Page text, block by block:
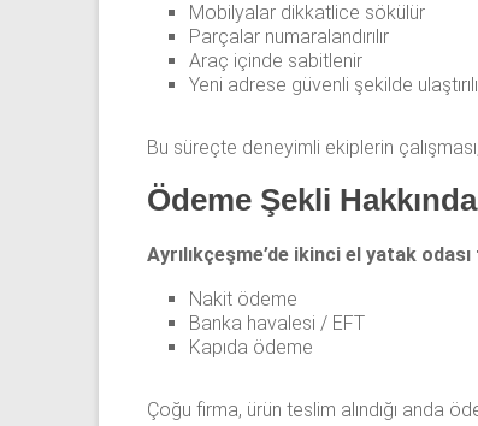
Mobilyalar dikkatlice sökülür
Parçalar numaralandırılır
Araç içinde sabitlenir
Yeni adrese güvenli şekilde
Bu süreçte deneyimli ekiplerin
Ödeme Şekli
Ayrılıkçeşme’de ikinci el yatak
Nakit ödeme
Banka havalesi / EFT
Kapıda ödeme
Çoğu firma, ürün teslim alındığı anda